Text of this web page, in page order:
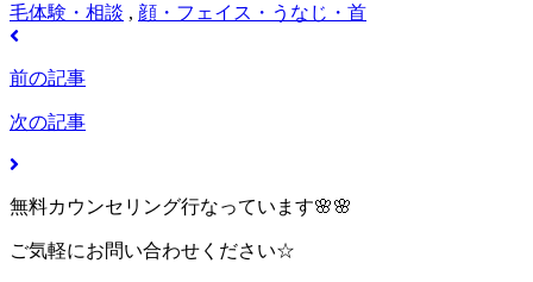
毛体験・相談 , 顔・フェイス・うなじ・首
前の記事
次の記事
無料カウンセリング行なっています🌸🌸
ご気軽にお問い合わせください☆